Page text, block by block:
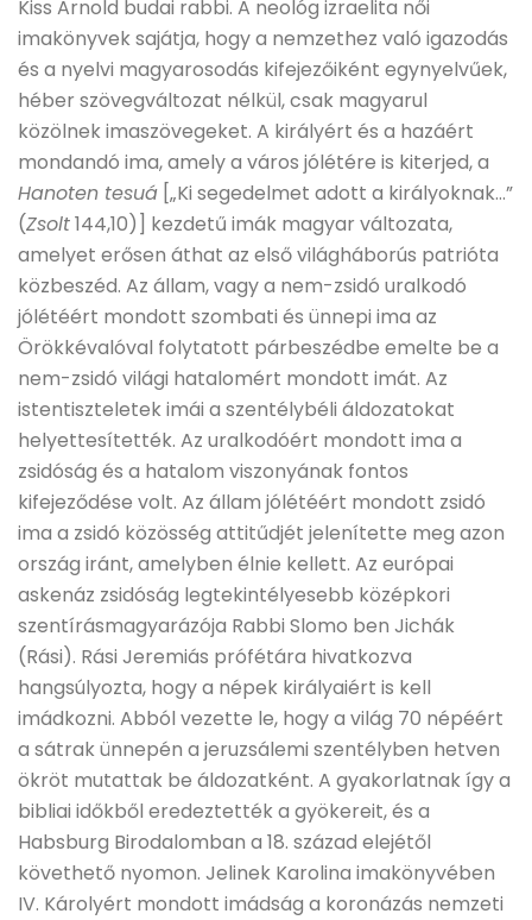
Kiss Arnold budai rabbi. A neológ izraelita női
imakönyvek sajátja, hogy a nemzethez való igazodás
és a nyelvi magyarosodás kifejezőiként egynyelvűek,
héber szövegváltozat nélkül, csak magyarul
közölnek imaszövegeket. A királyért és a hazáért
mondandó ima, amely a város jólétére is kiterjed, a
Hanoten tesuá [„Ki segedelmet adott a királyoknak…”
(Zsolt144,10)] kezdetű imák magyar változata,
amelyet erősen áthat az első világháborús patrióta
közbeszéd. Az állam, vagy a nem-zsidó uralkodó
jólétéért mondott szombati és ünnepi ima az
Örökkévalóval folytatott párbeszédbe emelte be a
nem-zsidó világi hatalomért mondott imát. Az
istentiszteletek imái a szentélybéli áldozatokat
helyettesítették. Az uralkodóért mondott ima a
zsidóság és a hatalom viszonyának fontos
kifejeződése volt. Az állam jólétéért mondott zsidó
ima a zsidó közösség attitűdjét jelenítette meg azon
ország iránt, amelyben élnie kellett. Az európai
askenáz zsidóság legtekintélyesebb középkori
szentírásmagyarázója Rabbi Slomo ben Jichák
(Rási). Rási Jeremiás prófétára hivatkozva
hangsúlyozta, hogy a népek királyaiért is kell
imádkozni. Abból vezette le, hogy a világ 70 népéért
a sátrak ünnepén a jeruzsálemi szentélyben hetven
ökröt mutattak be áldozatként. A gyakorlatnak így a
bibliai időkből eredeztették a gyökereit, és a
Habsburg Birodalomban a 18. század elejétől
követhető nyomon. Jelinek Karolina imakönyvében
IV. Károlyért mondott imádság a koronázás nemzeti